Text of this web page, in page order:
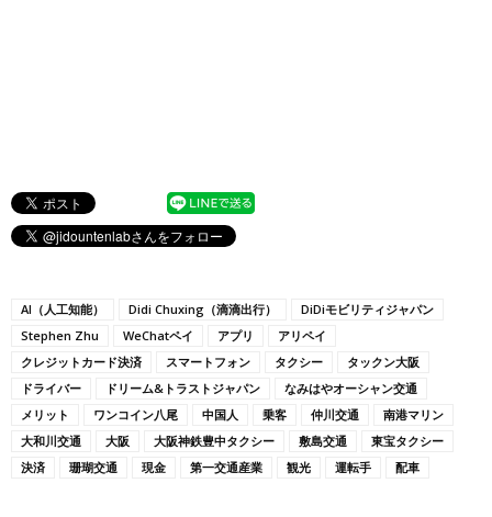
AI（人工知能） Didi Chuxing（滴滴出行）
DiDiモビリティジャパン
Stephen Zhu
WeChatペイ アプリ
アリペイ
クレジットカード決済
スマートフォン タクシー
タックン大阪
ドライバー
ドリーム&トラストジャパン
なみはやオーシャン交通
メリット
ワンコイン八尾 中国人 乗客 仲川交通
南港マリン
大和川交通
大阪 大阪神鉄豊中タクシー 敷島交通
東宝タクシー
決済
珊瑚交通 現金 第一交通産業 観光 運転手 配車